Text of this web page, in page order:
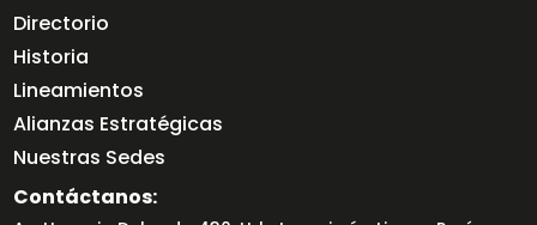
Directorio
Historia
Lineamientos
Alianzas Estratégicas
Nuestras Sedes
Contáctanos: